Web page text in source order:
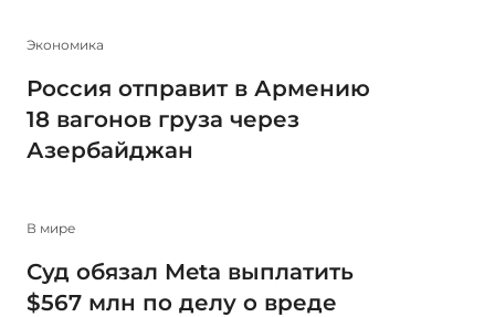
Экономика
Россия отправит в Армению
18 вагонов груза через
Азербайджан
В мире
Суд обязал Meta выплатить
$567 млн по делу о вреде